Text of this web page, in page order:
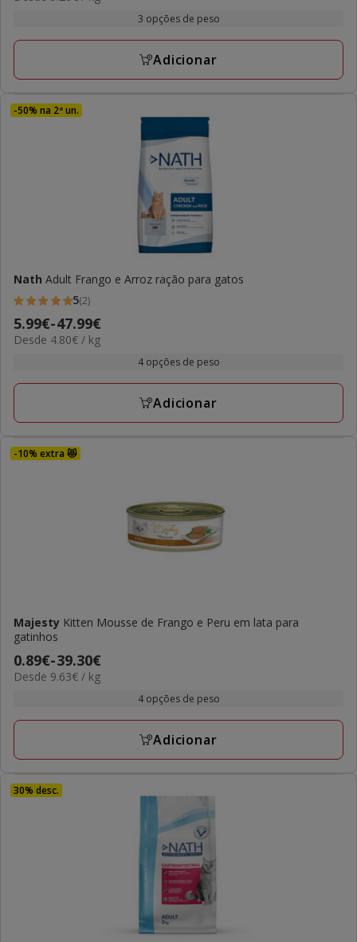
com
avaliações
a
3 opções de peso
Adicionar
-50% na 2ª un.
Nath Adult Frango e Arroz ração para gatos
5
estrelas
com
avaliações
5(2)
Preço
de
a
5.99€-47.99€
4.80€
Desde 4.80€ / kg
4 opções de peso
Adicionar
-10% extra 😻
Majesty Kitten Mousse de Frango e Peru em lata para
gatinhos
Preço
de
a
0.89€-39.30€
9.63€
Desde 9.63€ / kg
4 opções de peso
Adicionar
30% desc.